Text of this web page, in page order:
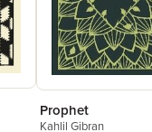
Prophet
Kahlil Gibran